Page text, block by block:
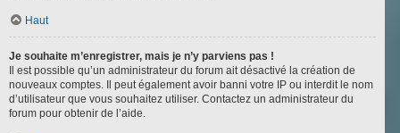
Haut
Je souhaite m’enregistrer, mais je n’y parviens pas !
Il est possible qu’un administrateur du forum ait désactivé la création de
nouveaux comptes. Il peut également avoir banni votre IP ou interdit le nom
d’utilisateur que vous souhaitez utiliser. Contactez un administrateur du
forum pour obtenir de l’aide.